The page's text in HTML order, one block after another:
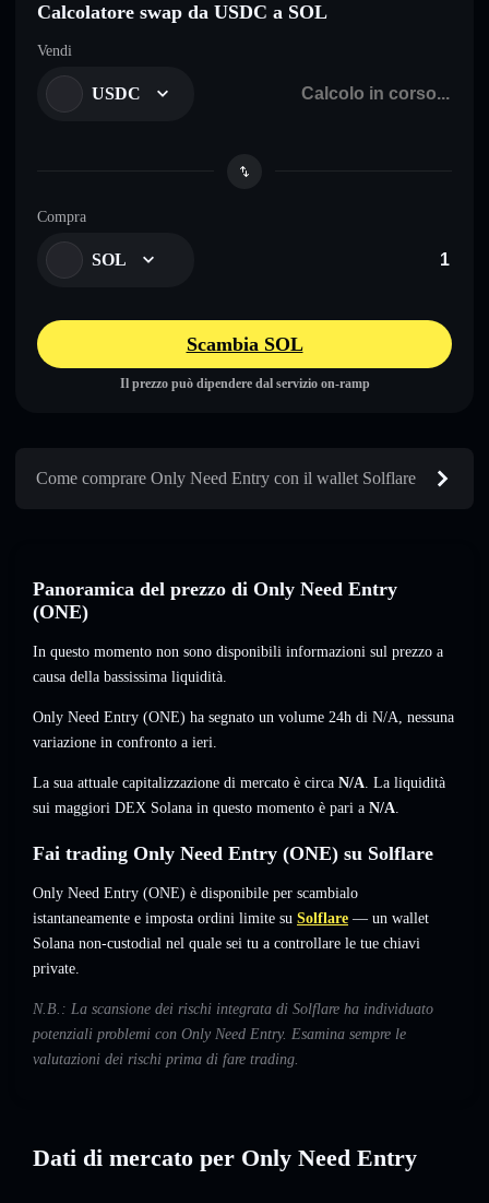
Calcolatore swap da USDC a SOL
Vendi
USDC
Compra
SOL
Scambia SOL
Il prezzo può dipendere dal servizio on-ramp
Come comprare Only Need Entry con il wallet Solflare
Panoramica del prezzo di Only Need Entry
(ONE)
In questo momento non sono disponibili informazioni sul prezzo a
causa della bassissima liquidità.
Only Need Entry (ONE) ha segnato un volume 24h di N/A, nessuna
variazione in confronto a ieri.
La sua attuale capitalizzazione di mercato è circa N/A. La liquidità
sui maggiori DEX Solana in questo momento è pari a N/A.
Fai trading Only Need Entry (ONE) su Solflare
Only Need Entry (ONE) è disponibile per scambialo
istantaneamente e imposta ordini limite su Solflare — un wallet
Solana non-custodial nel quale sei tu a controllare le tue chiavi
private.
N.B.: La scansione dei rischi integrata di Solflare ha individuato
potenziali problemi con Only Need Entry. Esamina sempre le
valutazioni dei rischi prima di fare trading.
Dati di mercato per Only Need Entry